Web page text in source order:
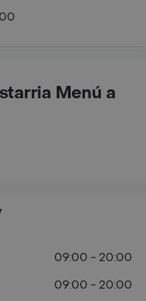
Menú a
09:00 - 20:00
09:00 - 20:00